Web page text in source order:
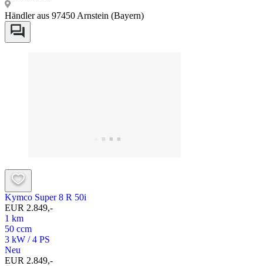
Händler aus 97450 Arnstein (Bayern)
Kymco Super 8 R 50i
EUR 2.849,-
1 km
50 ccm
3 kW / 4 PS
Neu
EUR 2.849,-